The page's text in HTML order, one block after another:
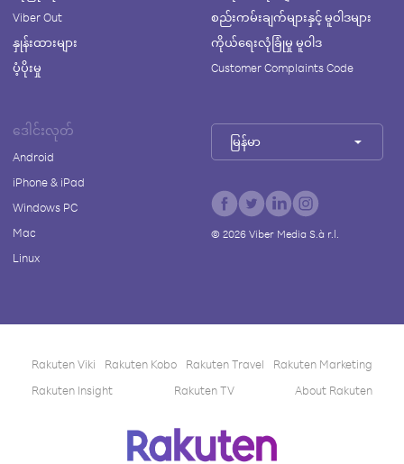
Viber Out
နှုန်းထားများ
ပံ့ပိုးမှု
စည်းကမ်းချက်များနှင့် မူဝါဒများ
ကိုယ်ရေးလုံခြုံမှု မူဝါဒ
Customer Complaints Code
ဒေါင်းလုတ်
Android
iPhone & iPad
Windows PC
Mac
Linux
မြန်မာ
© 2026Viber Media S.à r.l.
Rakuten Viki Rakuten Kobo Rakuten Travel
Rakuten Marketing
Rakuten Insight
Rakuten TV About Rakuten